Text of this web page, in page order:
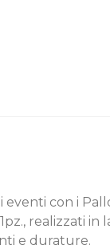
con i
realizzati in
e durature.